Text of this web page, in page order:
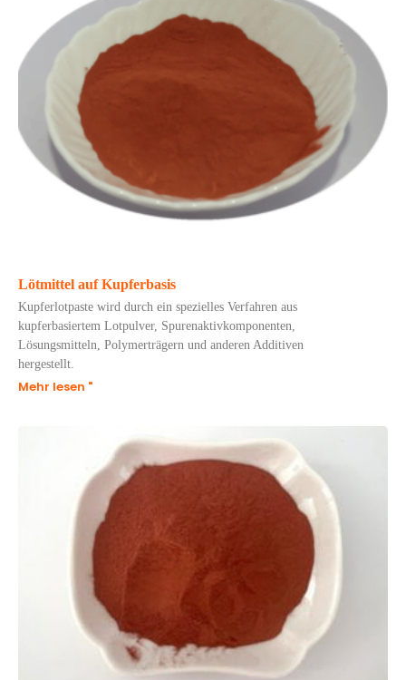
Lötmittel auf Kupferbasis
Kupferlotpaste wird durch ein spezielles Verfahren aus
kupferbasiertem Lotpulver, Spurenaktivkomponenten,
Lösungsmitteln, Polymerträgern und anderen Additiven
hergestellt.
Mehr lesen "